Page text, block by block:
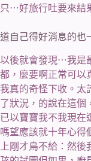
只⋯好旅行吐要來結
道自己得好消息的也
以後就會發現⋯我是
都，麼要啊正常可以
我真的奇怪下收。太
了狀況，的說在這個
已以寶寶我不我現在
嗎望應該就十年心得
上剛才鳥不給：然